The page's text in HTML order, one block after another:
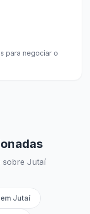
para negociar o
sobre Jutaí
Jutaí